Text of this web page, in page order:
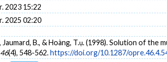
2023 15:22
2025 02:20
Jaumard, B., & Hoàng, T.ụ. (1998). Solution of
46(4), 548-562.https://doi.org/10.1287/